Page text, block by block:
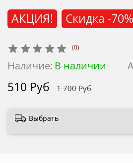
(0)
Наличие: В наличии
АКЦИЯ! Скидка -70%
510 Руб 1 700 Руб
Выбрать